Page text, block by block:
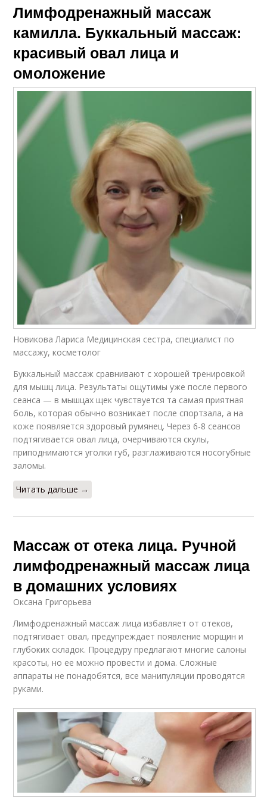
Лимфодренажный массаж
камилла. Буккальный массаж:
красивый овал лица и
омоложение
Новикова Лариса Медицинская сестра, специалист по
массажу, косметолог
Буккальный массаж сравнивают с хорошей тренировкой
для мышц лица. Результаты ощутимы уже после первого
сеанса — в мышцах щек чувствуется та самая приятная
боль, которая обычно возникает после спортзала, а на
коже появляется здоровый румянец. Через 6-8 сеансов
подтягивается овал лица, очерчиваются скулы,
приподнимаются уголки губ, разглаживаются носогубные
заломы.
Читать дальше →
Массаж от отека лица. Ручной
лимфодренажный массаж лица
в домашних условиях
Оксана Григорьева
Лимфодренажный массаж лица избавляет от отеков,
подтягивает овал, предупреждает появление морщин и
глубоких складок. Процедуру предлагают многие салоны
красоты, но ее можно провести и дома. Сложные
аппараты не понадобятся, все манипуляции проводятся
руками.